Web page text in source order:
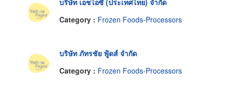
บริษัท เอชไอซี (ประเทศไทย) จำกัด
Category : Frozen Foods-Processors
บริษัท ภัทรชัย ฟู้ดส์ จำกัด
Category : Frozen Foods-Processors